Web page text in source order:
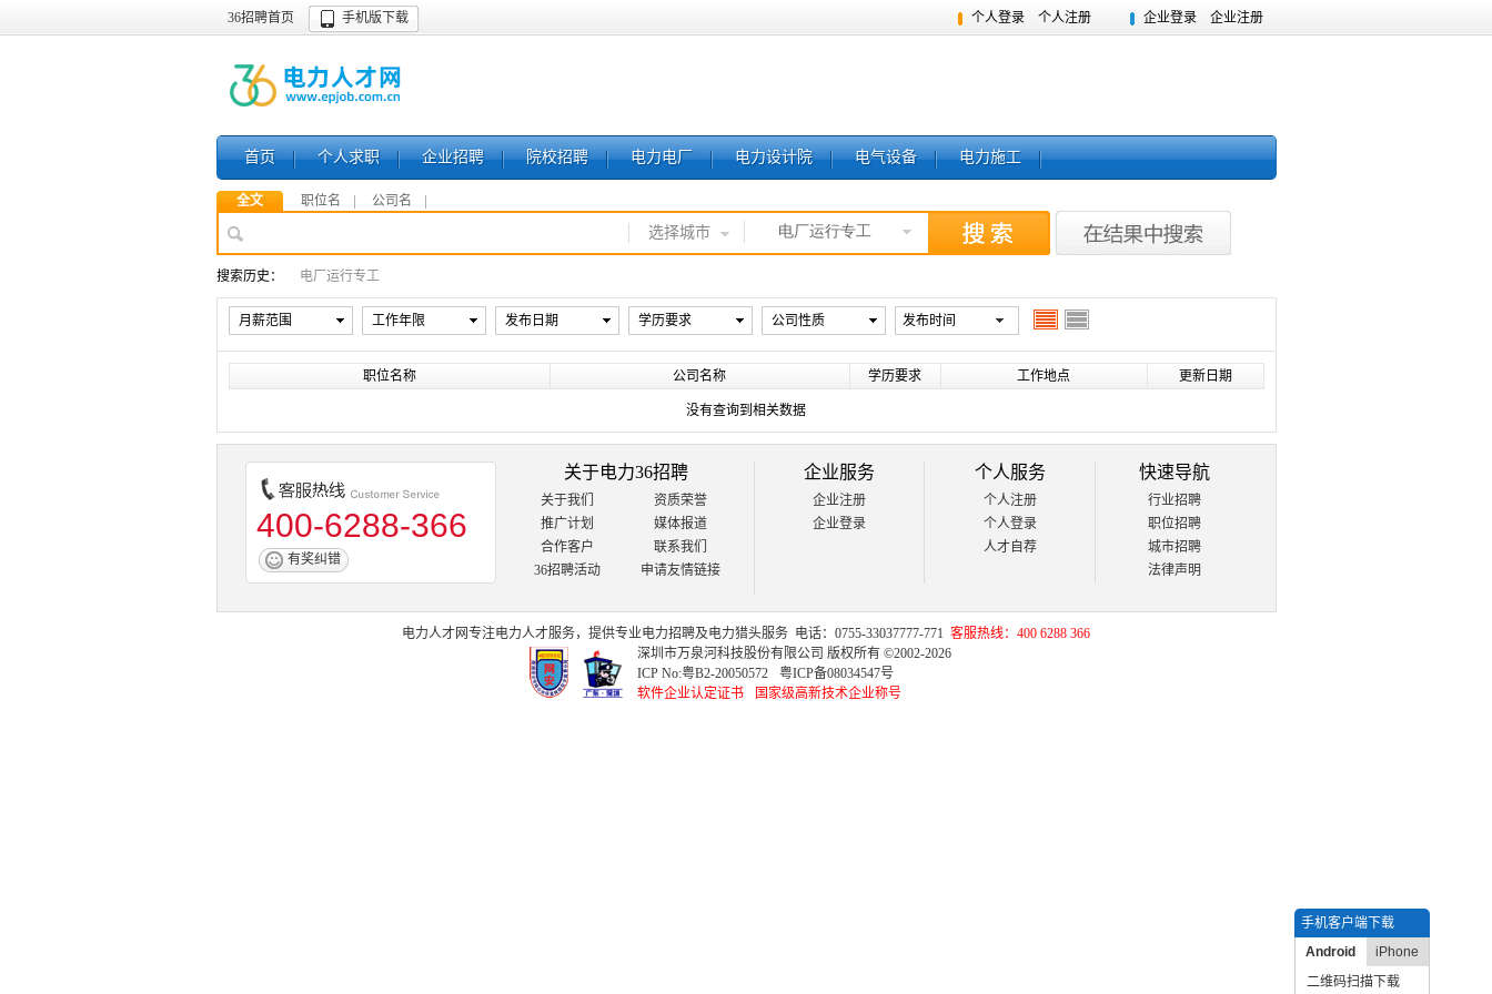
手机客户端下载
Android
iPhone
二维码扫描下载
36招聘首页 手机版下载 个人登录 个人注册 企业登录 企业注册
首页 个人求职 企业招聘 院校招聘 电力电厂 电力设计院 电气设备 电力施工
全文 职位名 公司名
选择城市 电厂运行专工
搜索历史： 电厂运行专工
月薪范围 工作年限 发布日期 学历要求 公司性质 发布时间
职位名称 公司名称 学历要求 工作地点 更新日期
没有查询到相关数据
400-6288-366
有奖纠错
关于电力36招聘
关于我们
资质荣誉
推广计划
媒体报道
合作客户
联系我们
36招聘活动
申请友情链接
企业服务
企业注册
企业登录
个人服务
个人注册
个人登录
人才自荐
快速导航
行业招聘
职位招聘
城市招聘
法律声明
电力人才网专注电力人才服务，提供专业电力招聘及电力猎头服务 电话：0755-33037777-771 客服热线：400 6288 366
深圳市万泉河科技股份有限公司 版权所有 ©2002-2026
ICP No:粤B2-20050572
粤ICP备08034547号
软件企业认定证书
国家级高新技术企业称号